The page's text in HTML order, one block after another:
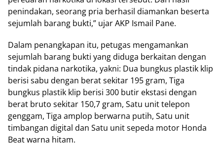
penindakan, seorang pria berhasil diamankan beserta
sejumlah barang bukti,” ujar AKP Ismail Pane.
Dalam penangkapan itu, petugas mengamankan
sejumlah barang bukti yang diduga berkaitan dengan
tindak pidana narkotika, yakni: Dua bungkus plastik klip
berisi sabu dengan berat sekitar 195 gram, Tiga
bungkus plastik klip berisi 300 butir ekstasi dengan
berat bruto sekitar 150,7 gram, Satu unit telepon
genggam, Tiga amplop berwarna putih, Satu unit
timbangan digital dan Satu unit sepeda motor Honda
Beat warna hitam.